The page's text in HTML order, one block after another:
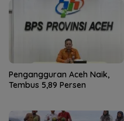
Pengangguran Aceh Naik,
Tembus 5,89 Persen